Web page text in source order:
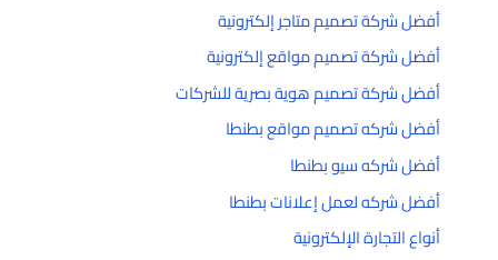
أفضل شركة تصميم متاجر إلكترونية
أفضل شركة تصميم مواقع إلكترونية
أفضل شركة تصميم هوية بصرية للشركات
أفضل شركه تصميم مواقع بطنطا
أفضل شركه سيو بطنطا
أفضل شركه لعمل إعلانات بطنطا
أنواع التجارة الإلكترونية